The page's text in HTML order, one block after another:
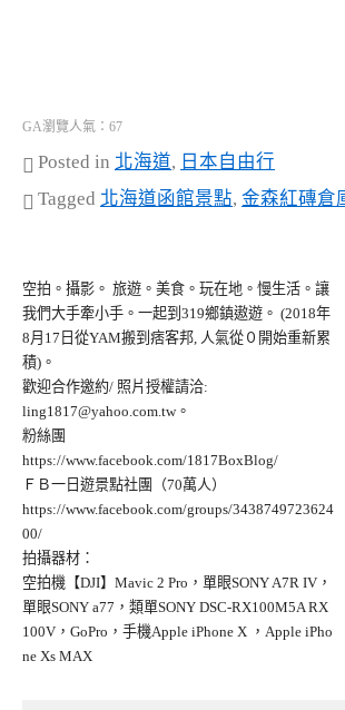
GA瀏覽人氣：67
Posted in 北海道, 日本自由行
Tagged 北海道函館景點, 金森紅磚倉
空拍。攝影。 旅遊。美食。玩在地。慢生活。讓
我們大手牽小手。一起到319鄉鎮遨遊。 (2018年
8月17日從YAM搬到痞客邦, 人氣從０開始重新累
積)。
歡迎合作邀約/ 照片授權請洽:
ling1817@yahoo.com.tw。
粉絲團
https://www.facebook.com/1817BoxBlog/
ＦＢ一日遊景點社團（70萬人）
https://www.facebook.com/groups/3438749723624
00/
拍攝器材：
空拍機【DJI】Mavic 2 Pro，單眼SONY A7R IV，
單眼SONY a77，類單SONY DSC-RX100M5A RX
100V，GoPro，手機Apple iPhone X ，Apple iPho
ne Xs MAX